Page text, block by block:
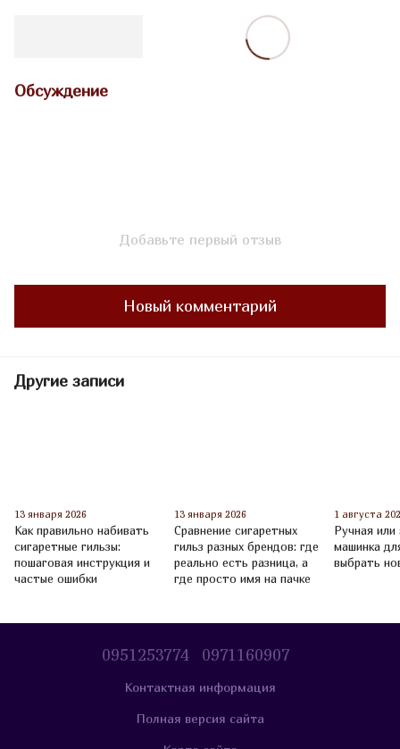
Обсуждение
Добавьте первый отзыв
Новый комментарий
Другие записи
13 января 2026
Как правильно набивать
сигаретные гильзы:
пошаговая инструкция и
частые ошибки
13 января 2026
Сравнение сигаретных
гильз разных брендов: где
реально есть разница, а
где просто имя на пачке
1 августа
Ручная или
машинка
выбрать
0951253774 0971160907
Контактная информация
Полная версия сайта